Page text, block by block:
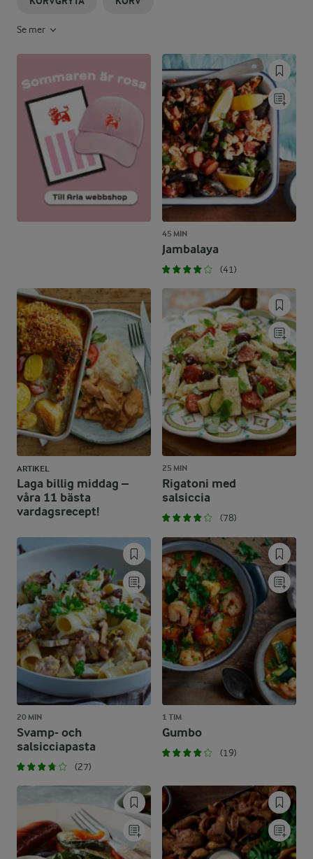
Se mer
45 MIN
Jambalaya
(41)
ARTIKEL
Laga billig middag –
våra 11 bästa
vardagsrecept!
25 MIN
Rigatoni med
salsiccia
(78)
20 MIN
Svamp- och
salsicciapasta
(27)
1 TIM
Gumbo
(19)